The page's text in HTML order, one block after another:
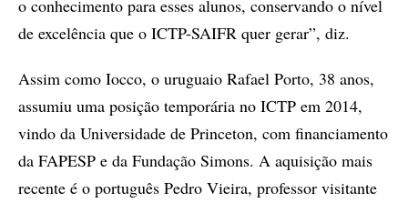
o conhecimento para esses alunos, conservando o nível
de excelência que o ICTP-SAIFR quer gerar”, diz.
Assim como Iocco, o uruguaio Rafael Porto, 38 anos,
assumiu uma posição temporária no ICTP em 2014,
vindo da Universidade de Princeton, com financiamento
da FAPESP e da Fundação Simons. A aquisição mais
recente é o português Pedro Vieira, professor visitante